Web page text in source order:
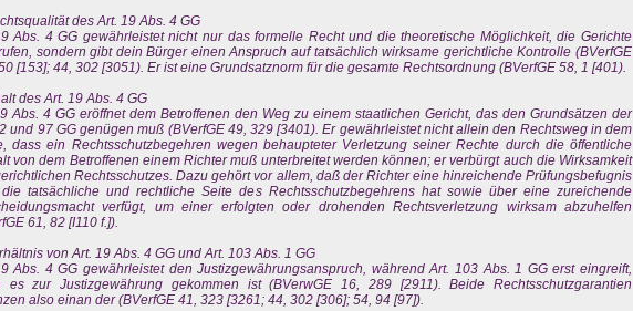
des Art. 19 Abs. 4 GG
Abs. 4 GG gewährleistet nicht nur das formelle Recht und die theoretische Möglichkeit, die Gerichte
sondern gibt dein Bürger einen Anspruch auf tatsächlich wirksame gerichtliche Kontrolle (BVerfGE
[153]; 44, 302 [3051). Er ist eine Grundsatznorm für die gesamte Rechtsordnung (BVerfGE 58, 1 [401).
des Art. 19 Abs. 4 GG
Abs. 4 GG eröffnet dem Betroffenen den Weg zu einem staatlichen Gericht, das den Grundsätzen der
und 97 GG genügen muß (BVerfGE 49, 329 [3401). Er gewährleistet nicht allein den Rechtsweg in dem
dass ein Rechtsschutzbegehren wegen behaupteter Verletzung seiner Rechte durch die öffentliche
von dem Betroffenen einem Richter muß unterbreitet werden können; er verbürgt auch die Wirksamkeit
Rechtsschutzes. Dazu gehört vor allem, daß der Richter eine hinreichende Prüfungsbefugnis
tatsächliche und rechtliche Seite des Rechtsschutzbegehrens hat sowie über eine zureichende
verfügt, um einer erfolgten oder drohenden Rechtsverletzung wirksam abzuhelfen
61, 82 [I110 f.]).
von Art. 19 Abs. 4 GG und Art. 103 Abs. 1 GG
Abs. 4 GG gewährleistet den Justizgewährungsanspruch, während Art. 103 Abs. 1 GG erst eingreift,
es zur Justizgewährung gekommen ist (BVerwGE 16, 289 [2911). Beide Rechtsschutzgarantien
also einan der (BVerfGE 41, 323 [3261; 44, 302 [306]; 54, 94 [97]).